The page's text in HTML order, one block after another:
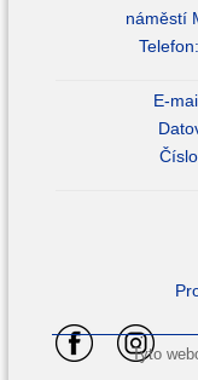
náměstí
E-
Tyto